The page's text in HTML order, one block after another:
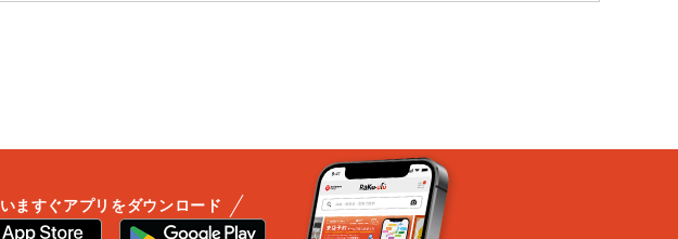
いますぐアプリをダウンロード